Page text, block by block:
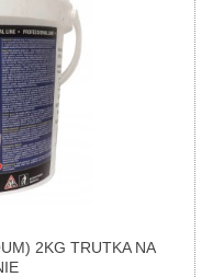
2KG TRUTKA NA